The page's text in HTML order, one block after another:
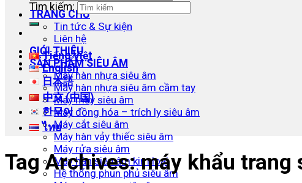
TRANG CHỦ
Tin tức & Sự kiện
Liên hệ
GIỚI THIỆU
SẢN PHẨM SIÊU ÂM
Máy hàn nhựa siêu âm
Máy hàn nhựa siêu âm cầm tay
Máy may siêu âm
Máy đồng hóa – trích ly siêu âm
Máy cắt siêu âm
Máy hàn vảy thiếc siêu âm
Máy rửa siêu âm
Máy hàn siêu âm kim loại
Hệ thống phun phủ siêu âm
Tìm kiếm:
Tiếng Việt
English
日本語
中文 (中国)
한국어
ไทย
Tag Archives:máy khẩu trang